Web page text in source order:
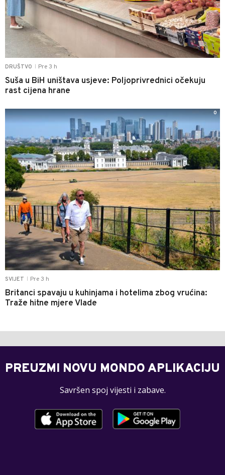
DRUŠTVO Pre 3 h
Suša u BiH uništava usjeve: Poljoprivrednici očekuju
rast cijena hrane
SVIJET Pre 3 h
Britanci spavaju u kuhinjama i hotelima zbog vrućina:
Traže hitne mjere Vlade
0
PREUZMI NOVU MONDO APLIKACIJU
Savršen spoj vijesti i zabave.